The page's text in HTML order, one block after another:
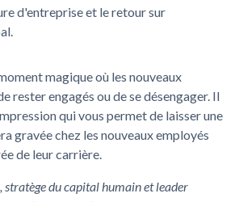
d'entreprise et le retour sur
magique où les nouveaux
rester engagés ou de se désengager. Il
qui vous permet de laisser une
gravée chez les nouveaux employés
de leur carrière.
, stratège du capital humain et leader